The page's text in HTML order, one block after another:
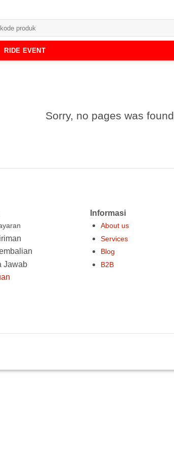
RIDE EVENT
Sorry, no pages was found
Jawab
Informasi
About us
Services
Blog
B2B